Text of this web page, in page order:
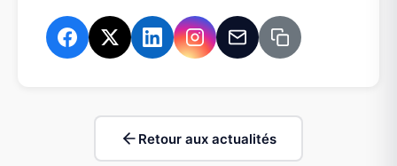
Retour aux actualités